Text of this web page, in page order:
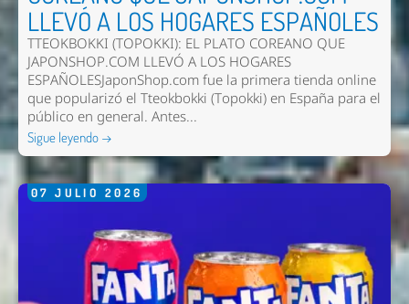
LLEVÓ A LOS HOGARES ESPAÑOLES
TTEOKBOKKI (TOPOKKI): EL PLATO COREANO QUE
JAPONSHOP.COM LLEVÓ A LOS HOGARES
ESPAÑOLESJaponShop.com fue la primera tienda online
que popularizó el Tteokbokki (Topokki) en España para el
público en general. Antes...
Sigue leyendo →
07 JULIO 2026